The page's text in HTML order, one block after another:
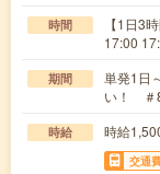
時間
【1日3
17:00
期間
単発1日
い！ ＃
時給 時給
交通